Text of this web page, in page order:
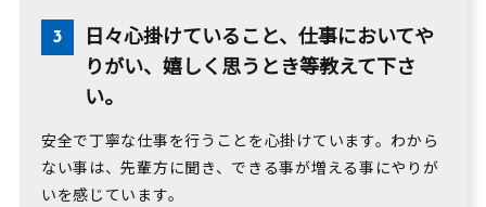
日々心掛けていること、仕事においてや
りがい、嬉しく思うとき等教えて下さ
い。
安全で丁寧な仕事を行うことを心掛けています。わから
ない事は、先輩方に聞き、できる事が増える事にやりが
いを感じています。